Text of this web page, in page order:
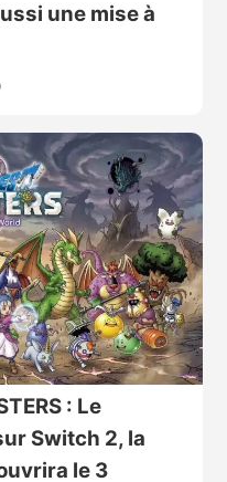
une mise à
: Le
Switch 2, la
le 3